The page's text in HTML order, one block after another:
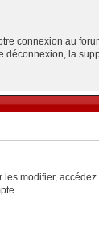
connexion au
la
les modifier, accédez